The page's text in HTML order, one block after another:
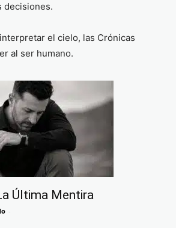
decisiones.
el cielo, las Crónicas
al ser humano.
Última Mentira
-